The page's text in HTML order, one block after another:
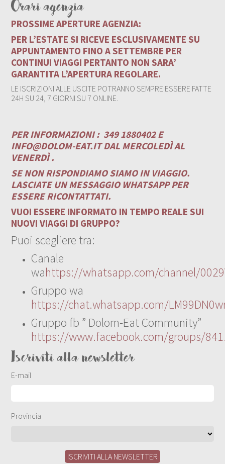
Orari agenzia
PROSSIME APERTURE AGENZIA:
PER L’ESTATE SI RICEVE ESCLUSIVAMENTE SU
APPUNTAMENTO FINO A SETTEMBRE PER
CONTINUI VIAGGI PERTANTO NON SARA’
GARANTITA L’APERTURA REGOLARE.
LE ISCRIZIONI ALLE USCITE POTRANNO SEMPRE ESSERE FATTE
24H SU 24, 7 GIORNI SU 7 ONLINE.
PER INFORMAZIONI : 349 1880402 E
INFO@DOLOM-EAT.ITDAL MERCOLEDÌ AL
VENERDÌ .
SE NON RISPONDIAMO SIAMO IN VIAGGIO.
LASCIATE UN MESSAGGIO WHATSAPP PER
ESSERE RICONTATTATI.
VUOI ESSERE INFORMATO IN TEMPO REALE SUI
NUOVI VIAGGI DI GRUPPO?
Puoi scegliere tra:
Canale
wahttps://whatsapp.com/channel/
Gruppo wa
https://chat.whatsapp.com/
Gruppo fb ” Dolom-Eat Community”
https://www.facebook.com/groups/
Iscriviti alla newsletter
E-mail
Provincia